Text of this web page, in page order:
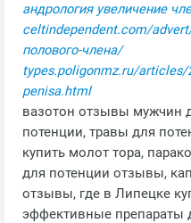
андрология увеличение
celtindependent.com/
полового-члена/
types.poligonmz.ru/articles/
penisa.html
вазотон отзывы мужчин
потенции, травы для
купить молот тора,
для потенции отзывы,
отзывы, где в Липецке
эффективные препараты